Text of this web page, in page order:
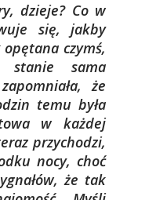
dzieje? Co w
się, jakby
opętana czymś,
sama
że
temu była
w każdej
przychodzi,
nocy, choć
że tak